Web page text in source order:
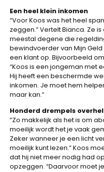
Een heel klein inkomen
“Voor Koos was het heel
zeggen.” Vertelt Bianca. Ze
meestal degene die
bewindvoerder van Mijn
een klant op. Bijvoorbeeld
“Koos is een jongeman met
Hij heeft een beschermde
inkomen. Je moet hem
maar kan.”
Honderd drempels
“Zo makkelijk als het is om
moeilijk wordt het je vaak
Zeker wanneer je een licht
moeilijk kunt lezen.” Koos
dat hij niet meer nodig had
opzeggen. “Daarvoor moet